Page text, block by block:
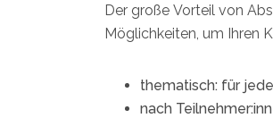
Der große Vorteil von
Möglichkeiten, um Ihren
thematisch: für
nach